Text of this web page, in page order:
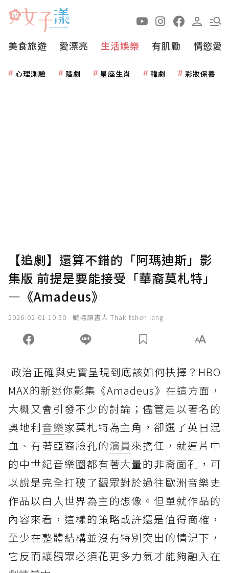
美食旅遊 愛漂亮 生活娛樂 有肌勵 情慾愛
心理測驗 陸劇 星座生肖 韓劇 彩妝保養
【追劇】還算不錯的「阿瑪迪斯」影
集版 前提是要能接受「華裔莫札特」
—《Amadeus》
2026-02-01 10:30 職場讀書人 Thak tsheh lang
政治正確與史實呈現到底該如何抉擇？HBO
MAX的新迷你影集《Amadeus》在這方面，
大概又會引發不少的討論；儘管是以著名的
奧地利音樂家莫札特為主角，卻選了英日混
血、有著亞裔臉孔的演員來擔任，就連片中
的中世紀音樂圈都有著大量的非裔面孔，可
以說是完全打破了觀眾對於過往歐洲音樂史
作品以白人世界為主的想像。但單就作品的
內容來看，這樣的策略或許還是值得商榷，
至少在整體結構並沒有特別突出的情況下，
它反而讓觀眾必須花更多力氣才能夠融入在